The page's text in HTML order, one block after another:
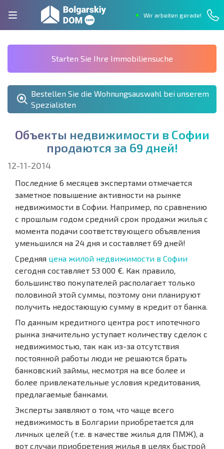
Wir arbeiten gerade!
Starten Sie Ihre Immobiliensuche
Bestellen Sie die Wohnungsauswahl bei unserem
Spezialisten
Объекты недвижимости в Софии
продаются за 69 дней!
12-11-2014
Последние 6 месяцев экспертами отмечается
заметное повышение активности на рынке
недвижимости в Софии. Например, по сравнению
с прошлым годом средний срок продажи жилья с
момента подачи соответствующего объявления
уменьшился на 24 дня и составляет 69 дней!
Средняя цена жилой недвижимости в Софии
сегодня составляет 53 000 €. Как правило,
большинство покупателей располагает только
половиной этой суммы, поэтому они планируют
получить недостающую сумму в кредит от банка.
По данным кредитного центра рост ипотечного
рынка значительно уступает количеству сделок с
недвижимостью, так как из-за отсутствия
постоянной работы люди не решаются брать
банковский займы, несмотря на все более и
более привлекательные условия кредитования,
предлагаемые банками.
Эксперты заявляют о том, что чаще всего
недвижимость в Болгарии приобретается для
личных целей (т.е. в качестве жилья для ПМЖ), а
вот случаи приобретения жилья в целях быстрой